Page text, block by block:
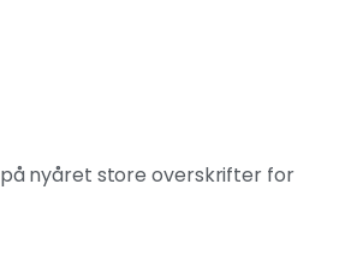
på nyåret store overskrifter for